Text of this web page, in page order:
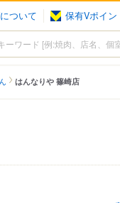
ついて 保有Vポイン
はんなりや 篠崎店